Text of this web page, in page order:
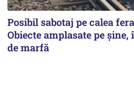
Posibil sabotaj pe calea
Obiecte amplasate pe
de marfă